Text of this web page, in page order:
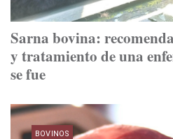
Sarna bovina:
y tratamiento de una
se fue
BOVINOS